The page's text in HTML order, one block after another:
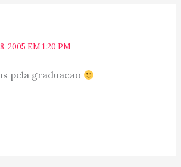
2005 EM 1:20 PM
pela graduacao